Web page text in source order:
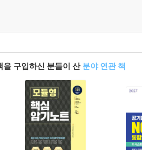
을 구입하신 분들이 산 분야 연관 책